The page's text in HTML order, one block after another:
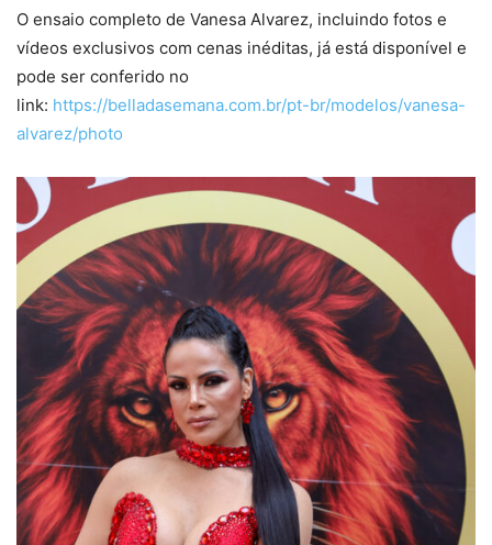
O ensaio completo de Vanesa Alvarez, incluindo fotos e
vídeos exclusivos com cenas inéditas, já está disponível e
pode ser conferido no
link: https://belladasemana.com.br/pt-br/modelos/vanesa-
alvarez/photo